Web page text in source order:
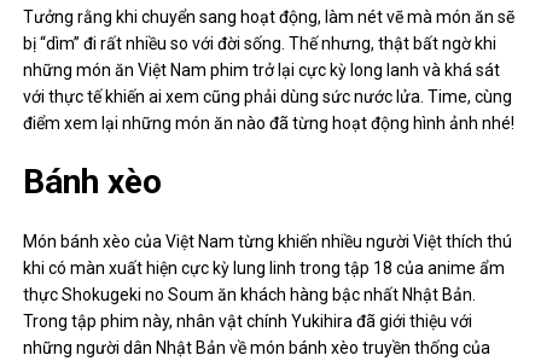
Tưởng rằng khi chuyển sang hoạt động, làm nét vẽ mà món ăn sẽ
bị “dìm” đi rất nhiều so với đời sống. Thế nhưng, thật bất ngờ khi
những món ăn Việt Nam phim trở lại cực kỳ long lanh và khá sát
với thực tế khiến ai xem cũng phải dùng sức nước lửa. Time, cùng
điểm xem lại những món ăn nào đã từng hoạt động hình ảnh nhé!
Bánh xèo
Món bánh xèo của Việt Nam từng khiến nhiều người Việt thích thú
khi có màn xuất hiện cực kỳ lung linh trong tập 18 của anime ẩm
thực Shokugeki no Soum ăn khách hàng bậc nhất Nhật Bản.
Trong tập phim này, nhân vật chính Yukihira đã giới thiệu với
những người dân Nhật Bản về món bánh xèo truyền thống của